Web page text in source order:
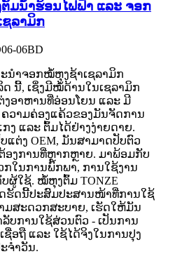
ມນ້ຳຮ້ອນໄຟຟ້າ ແລະ ຈອກ
ຊລາມິກ
06BD
ະນຳຈອກໝໍ້ຫຸງຊ້າເຊລາມິກ
ດ ນີ້, ເຊິ່ງມີໝໍ້ດ້ານໃນເຊລາມິກ
ງອາຫານທີ່ອ່ອນໂຍນ ແລະ ມີ
ວາມຄ່ອງແຄ້ວຂອງມັນຈັດການ
ກງ ແລະ ຕົ້ມໄດ້ຢ່າງງ່າຍດາຍ.
ແຕ່ງ OEM, ມັນສາມາດປັບຕົວ
ອງການທີ່ຫຼາກຫຼາຍ. ມາພ້ອມກັບ
ໃນການພົກພາ, ການໃຊ້ງານ
ຜູ້ໃຊ້. ໝໍ້ຫຸງຕົ້ມ TONZE
ຮັດນີ້ປະສົມປະສານໜ້າທີ່ການໃຊ້
ມສະດວກສະບາຍ, ເຮັດໃຫ້ມັນ
ບການໃຊ້ສ່ວນຕົວ - ເປັນການ
ຊື່ອຖື ແລະ ໃຊ້ໄດ້ຈິງໃນການປຸງ
ຈຳວັນ.